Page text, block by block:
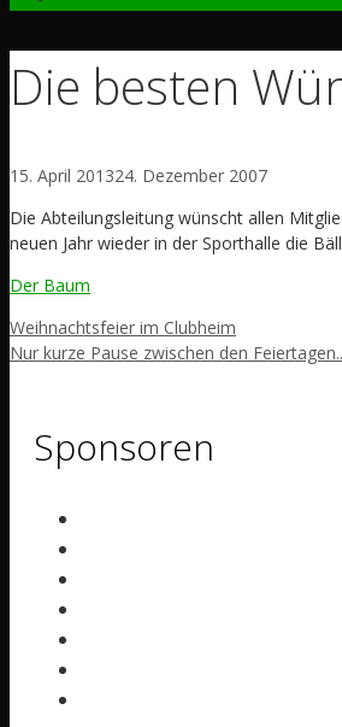
Die besten
15. April 201324. Dezember 2007
Die Abteilungsleitung wünscht allen
neuen Jahr wieder in der Sporthalle die
Der Baum
Weihnachtsfeier im Clubheim
Nur kurze Pause zwischen den Feiertagen..
Sponsoren